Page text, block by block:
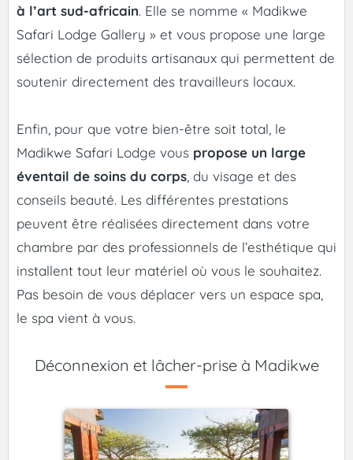
à l’art sud-africain. Elle se nomme « Madikwe
Safari Lodge Gallery » et vous propose une large
sélection de produits artisanaux qui permettent de
soutenir directement des travailleurs locaux.
Enfin, pour que votre bien-être soit total, le
Madikwe Safari Lodge vous propose un large
éventail de soins du corps , du visage et des
conseils beauté. Les différentes prestations
peuvent être réalisées directement dans votre
chambre par des professionnels de l’esthétique qui
installent tout leur matériel où vous le souhaitez.
Pas besoin de vous déplacer vers un espace spa,
le spa vient à vous.
Déconnexion et lâcher-prise à Madikwe